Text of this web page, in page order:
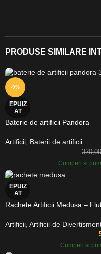
PRODUSE SIMILARE
-9%
EPUIZ
AT
Baterie de artificii Pandora
Artificii, Baterii de artificii
Cumperi si
EPUIZ
AT
Rachete Artificii Medusa –
Artificii, Artificii de
Cumperi si